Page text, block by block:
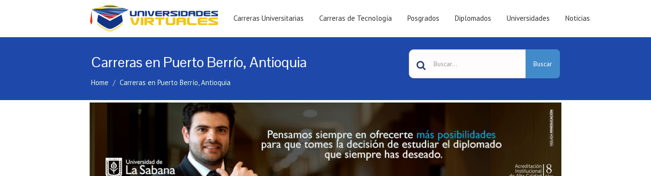
Carreras Universitarias Carreras de Tecnología Posgrados Diplomados Universidades Noticias
Carreras en Puerto Berrío, Antioquia
Home Carreras en Puerto Berrío, Antioquia
Buscar